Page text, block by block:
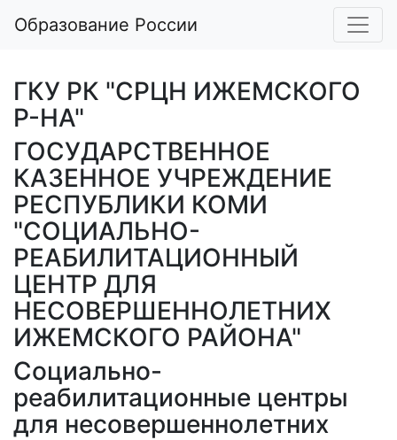
Образование России
ГКУ РК "СРЦН ИЖЕМСКОГО
Р-НА"
ГОСУДАРСТВЕННОЕ
КАЗЕННОЕ УЧРЕЖДЕНИЕ
РЕСПУБЛИКИ КОМИ
"СОЦИАЛЬНО-
РЕАБИЛИТАЦИОННЫЙ
ЦЕНТР ДЛЯ
НЕСОВЕРШЕННОЛЕТНИХ
ИЖЕМСКОГО РАЙОНА"
Социально-
реабилитационные центры
для несовершеннолетних